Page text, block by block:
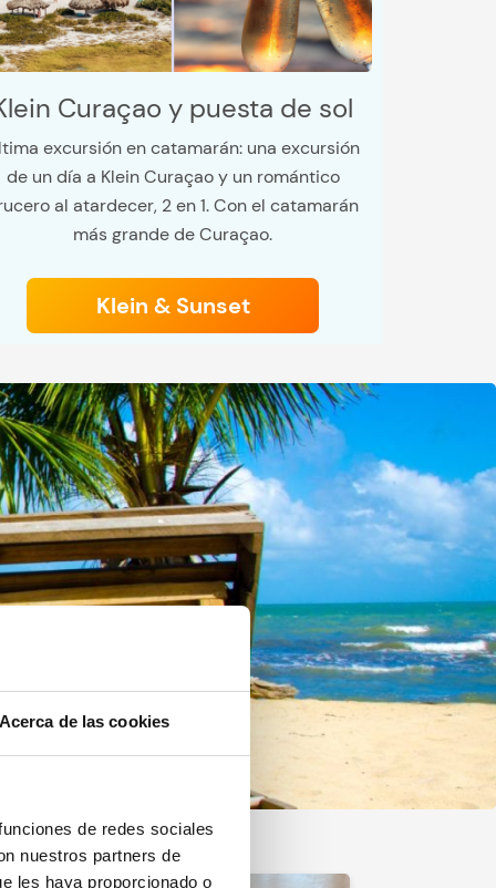
Acerca de las cookies
de redes sociales
nuestros partners de
les haya proporcionado o
Curaçao y puesta de sol
excursión en catamarán: una excursión
de un día a Klein Curaçao y un romántico
al atardecer, 2 en 1. Con el catamarán
más grande de Curaçao.
Klein & Sunset